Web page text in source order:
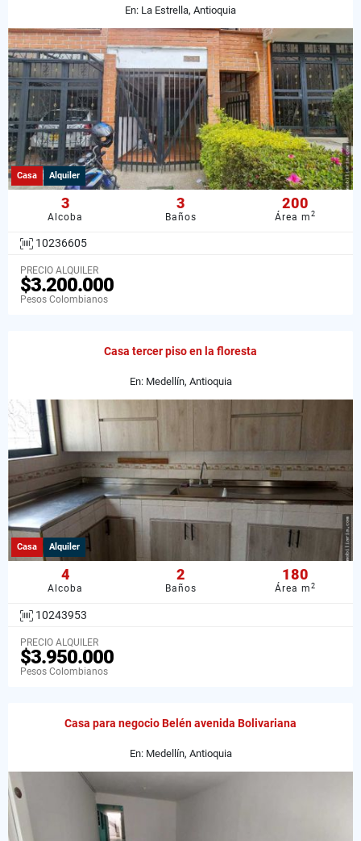
En: La Estrella, Antioquia
Casa Alquiler
3
Alcoba
3
Baños
200
Área m2
10236605
PRECIO ALQUILER
$3.200.000
Pesos Colombianos
Casa tercer piso en la floresta
En: Medellín, Antioquia
Casa Alquiler
4
Alcoba
2
Baños
180
Área m2
10243953
PRECIO ALQUILER
$3.950.000
Pesos Colombianos
Casa para negocio Belén avenida Bolivariana
En: Medellín, Antioquia